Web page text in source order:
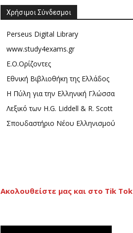
Χρήσιμοι Σύνδεσμοι
Perseus Digital Library
www.study4exams.gr
Ε.Ο.Ορίζοντες
Εθνική Βιβλιοθήκη της Ελλάδος
Η Πύλη για την Ελληνική Γλώσσα
Λεξικό των H.G. Liddell & R. Scott
Σπουδαστήριο Νέου Ελληνισμού
Ακολουθείστε μας και στο Tik Tok